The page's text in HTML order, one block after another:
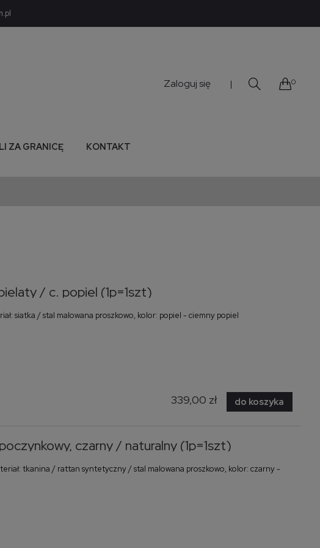
Zaloguj się | 0
ZA GRANICĘ KONTAKT
/ c. popiel (1p=1szt)
siatka / stal malowana proszkowo, kolor: popiel - ciemny popiel
339,00 zł do koszyka
czarny / naturalny (1p=1szt)
tkanina / rattan syntetyczny / stal malowana proszkowo, kolor: czarny -